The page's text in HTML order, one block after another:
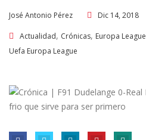
José Antonio Pérez Dic 14, 2018
Actualidad, Crónicas, Europa League
Uefa Europa League